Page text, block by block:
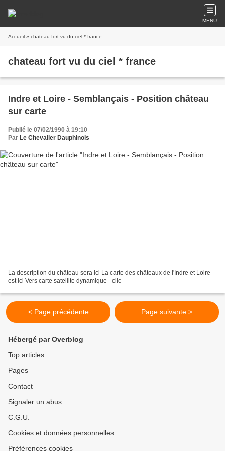
MENU
Accueil » chateau fort vu du ciel * france
chateau fort vu du ciel * france
Indre et Loire - Semblançais - Position château
sur carte
Publié le 07/02/1990 à 19:10
Par Le Chevalier Dauphinois
La description du château sera ici La carte des châteaux de l'Indre et Loire
est ici Vers carte satellite dynamique - clic
< Page précédente Page suivante >
Hébergé par Overblog
Top articles
Pages
Contact
Signaler un abus
C.G.U.
Cookies et données personnelles
Préférences cookies